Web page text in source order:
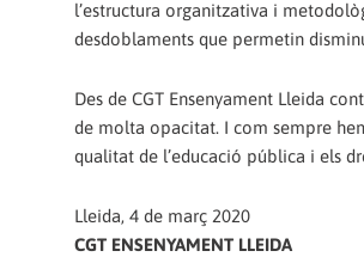
l’estructura organitzativa i
desdoblaments que permetin
Des de CGT Ensenyament Lleida
de molta opacitat. I com sempre
qualitat de l’educació pública i els
Lleida, 4 de març 2020
CGT ENSENYAMENT LLEIDA